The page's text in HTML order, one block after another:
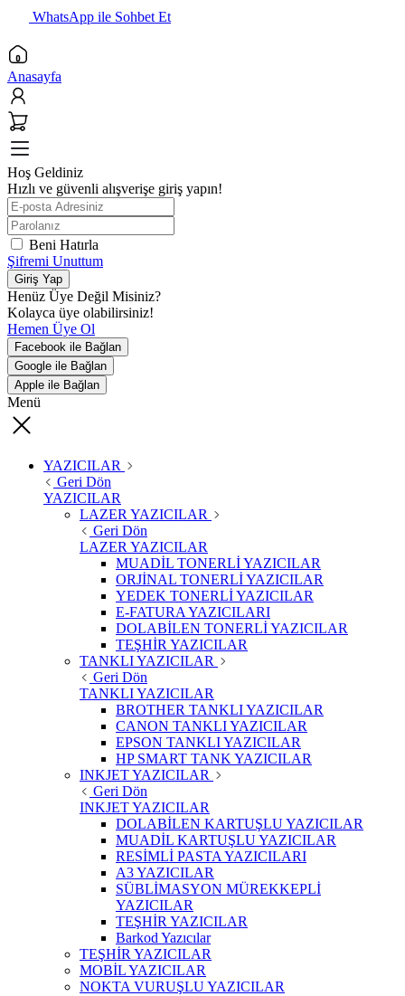
WhatsApp ile Sohbet Et
Anasayfa
Hoş Geldiniz
Hızlı ve güvenli alışverişe giriş yapın!
Beni Hatırla
Şifremi Unuttum
Giriş Yap
Henüz Üye Değil Misiniz?
Kolayca üye olabilirsiniz!
Hemen Üye Ol
Facebook ile Bağlan
Google ile Bağlan
Apple ile Bağlan
Menü
YAZICILAR
Geri Dön
YAZICILAR
LAZER YAZICILAR
Geri Dön
LAZER YAZICILAR
MUADİL TONERLİ YAZICILAR
ORJİNAL TONERLİ YAZICILAR
YEDEK TONERLİ YAZICILAR
E-FATURA YAZICILARI
DOLABİLEN TONERLİ YAZICILAR
TEŞHİR YAZICILAR
TANKLI YAZICILAR
Geri Dön
TANKLI YAZICILAR
BROTHER TANKLI YAZICILAR
CANON TANKLI YAZICILAR
EPSON TANKLI YAZICILAR
HP SMART TANK YAZICILAR
INKJET YAZICILAR
Geri Dön
INKJET YAZICILAR
DOLABİLEN KARTUŞLU YAZICILAR
MUADİL KARTUŞLU YAZICILAR
RESİMLİ PASTA YAZICILARI
A3 YAZICILAR
SÜBLİMASYON MÜREKKEPLİ
YAZICILAR
TEŞHİR YAZICILAR
Barkod Yazıcılar
TEŞHİR YAZICILAR
MOBİL YAZICILAR
NOKTA VURUŞLU YAZICILAR